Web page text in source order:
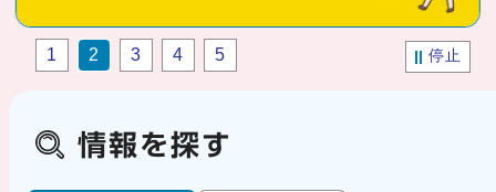
停止
1 2 3 4 5
情報を探す